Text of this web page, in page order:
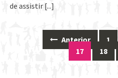
de assistir [...]
Anterior 1
17
18